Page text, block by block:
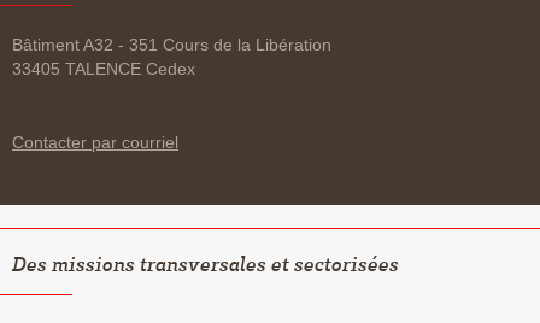
Bâtiment A32 - 351 Cours de la Libération
33405 TALENCE Cedex
Contacter par courriel
Des missions transversales et sectorisées